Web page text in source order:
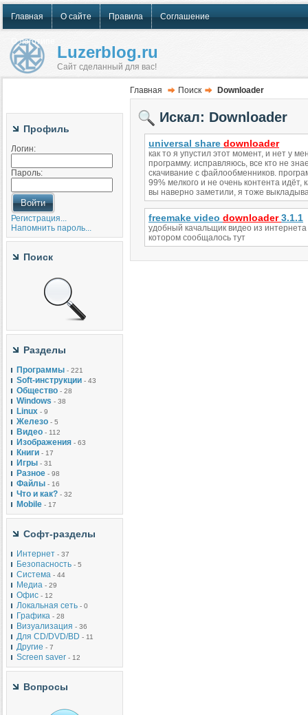
Главная О сайте Правила Соглашение
О логотипе
Luzerblog.ru
Сайт сделанный для вас!
Профиль
Логин:
Пароль:
Регистрация...
Напомнить пароль...
Поиск
Разделы
Программы - 221
Soft-инструкции - 43
Общество - 28
Windows - 38
Linux - 9
Железо - 5
Видео - 112
Изображения - 63
Книги - 17
Игры - 31
Разное - 98
Файлы - 16
Что и как? - 32
Mobile - 17
Софт-разделы
Интернет - 37
Безопасность - 5
Система - 44
Медиа - 29
Офис - 12
Локальная сеть - 0
Графика - 28
Визуализация - 36
Для CD/DVD/BD - 11
Другие - 7
Screen saver - 12
Вопросы
Главная Поиск Downloader
Искал: Downloader
universal share downloader
как то я упустил этот момент, и нет у
программу. исправляюсь, все кто не
скачивание с файлообменников.
99% мелкого и не очень контента идёт,
вы наверно заметили, я тоже
freemake video downloader 3.1.1
удобный качальщик видео из
котором сообщалось тут